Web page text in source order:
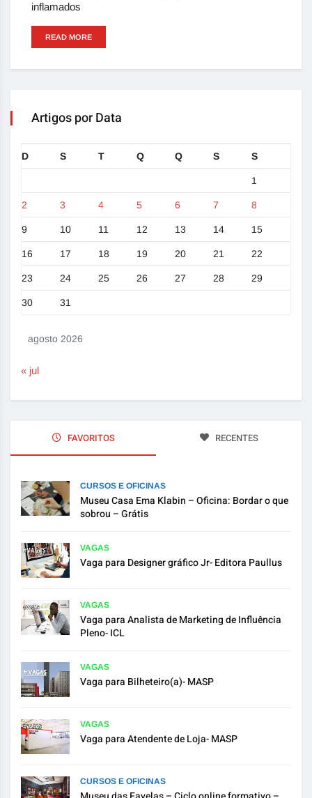
inflamados
READ MORE
Artigos por Data
agosto 2026
D S T Q Q S S
1
2 3 4 5 6 7 8
9 10 11 12 13 14 15
16 17 18 19 20 21 22
23 24 25 26 27 28 29
30 31
« jul
FAVORITOS RECENTES
CURSOS E OFICINAS
Museu Casa Ema Klabin – Oficina: Bordar o que
sobrou – Grátis
VAGAS
Vaga para Designer gráfico Jr- Editora Paullus
VAGAS
Vaga para Analista de Marketing de Influência
Pleno- ICL
VAGAS
Vaga para Bilheteiro(a)- MASP
VAGAS
Vaga para Atendente de Loja- MASP
CURSOS E OFICINAS